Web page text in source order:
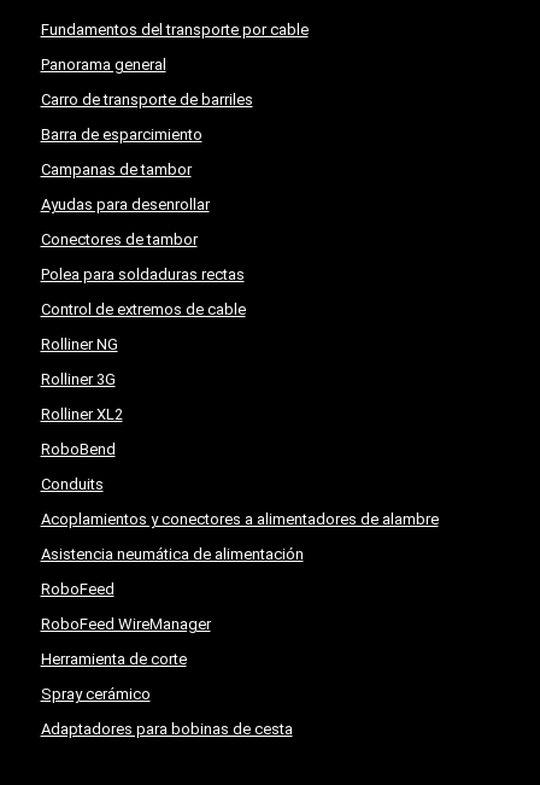
Fundamentos del transporte por cable
Panorama general
Carro de transporte de barriles
Barra de esparcimiento
Campanas de tambor
Ayudas para desenrollar
Conectores de tambor
Polea para soldaduras rectas
Control de extremos de cable
Rolliner NG
Rolliner 3G
Rolliner XL2
RoboBend
Conduits
Acoplamientos y conectores a alimentadores de alambre
Asistencia neumática de alimentación
RoboFeed
RoboFeed WireManager
Herramienta de corte
Spray cerámico
Adaptadores para bobinas de cesta